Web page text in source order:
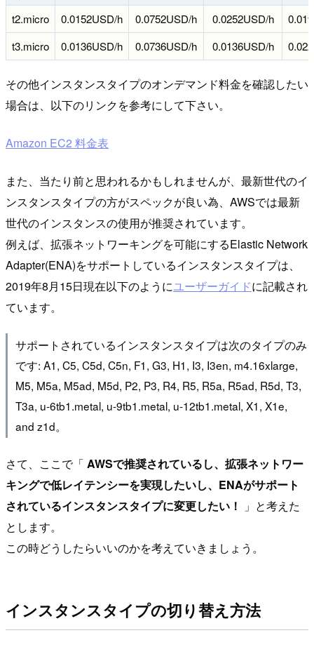
t2.micro 0.0152USD/h 0.0752USD/h 0.0252USD/h
t3.micro
0.0136USD/h 0.0736USD/h 0.0136USD/h
その他インスタンスタイプのオンデマンド料金を確認したい
場合は、以下のリンクを参考にして下さい。
Amazon EC2 料金表
また、当たり前と思われるかもしれませんが、最新世代のイ
ンスタンスタイプの方がスペックが良い為、AWSでは最新
世代のインスタンスの使用が推奨されています。
例えば、拡張ネットワーキングを可能にするElastic Network
Adapter(ENA)をサポートしているインスタンスタイプは、
2019年8月15日現在以下のようにユーザーガイドに記載され
ています。
サポートされているインスタンスタイプは次のタイプのみ
です: A1, C5, C5d, C5n, F1, G3, H1, I3, I3en, m4.16xlarge,
M5, M5a, M5ad, M5d, P2, P3, R4, R5, R5a, R5ad, R5d, T3,
T3a, u-6tb1.metal, u-9tb1.metal, u-12tb1.metal, X1, X1e,
and z1d。
さて、ここで「 AWSで推奨されているし、拡張ネットワー
キングで低レイテンシーを実現したいし、ENAがサポート
されているインスタンスタイプに変更したい！
」と考えた
とします。
この時どうしたらいいのかを考えていきましょう。
インスタンスタイプの切り替え方法